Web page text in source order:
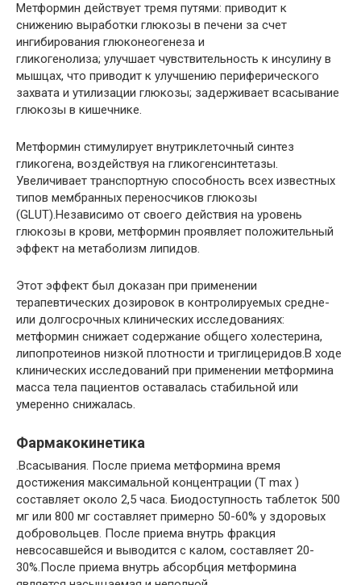
Метформин действует тремя путями: приводит к
снижению выработки глюкозы в печени за счет
ингибирования глюконеогенеза и
гликогенолиза; улучшает чувствительность к инсулину в
мышцах, что приводит к улучшению периферического
захвата и утилизации глюкозы; задерживает всасывание
глюкозы в кишечнике.
Метформин стимулирует внутриклеточный синтез
гликогена, воздействуя на гликогенсинтетазы.
Увеличивает транспортную способность всех известных
типов мембранных переносчиков глюкозы
(GLUT).Независимо от своего действия на уровень
глюкозы в крови, метформин проявляет положительный
эффект на метаболизм липидов.
Этот эффект был доказан при применении
терапевтических дозировок в контролируемых средне-
или долгосрочных клинических исследованиях:
метформин снижает содержание общего холестерина,
липопротеинов низкой плотности и триглицеридов.В ходе
клинических исследований при применении метформина
масса тела пациентов оставалась стабильной или
умеренно снижалась.
Фармакокинетика
.Всасывания. После приема метформина время
достижения максимальной концентрации (Т max )
составляет около 2,5 часа. Биодоступность таблеток 500
мг или 800 мг составляет примерно 50-60% у здоровых
добровольцев. После приема внутрь фракция
невсосавшейся и выводится с калом, составляет 20-
30%.После приема внутрь абсорбция метформина